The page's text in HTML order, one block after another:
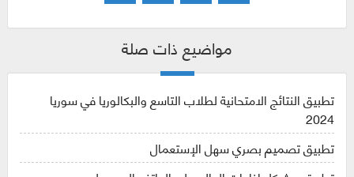
مواضيع ذات صلة
تطبيق النتائج الامتحانية لطلاب التاسع والبكالوريا في سوريا
2024
تطبيق تصميم بصري سهل الإستعمال